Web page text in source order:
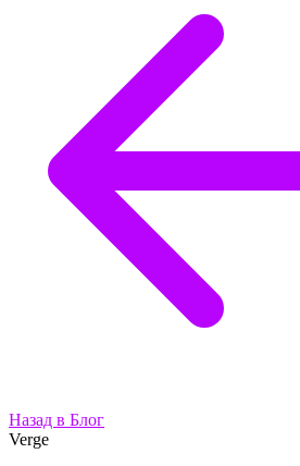
Назад в Блог
Verge